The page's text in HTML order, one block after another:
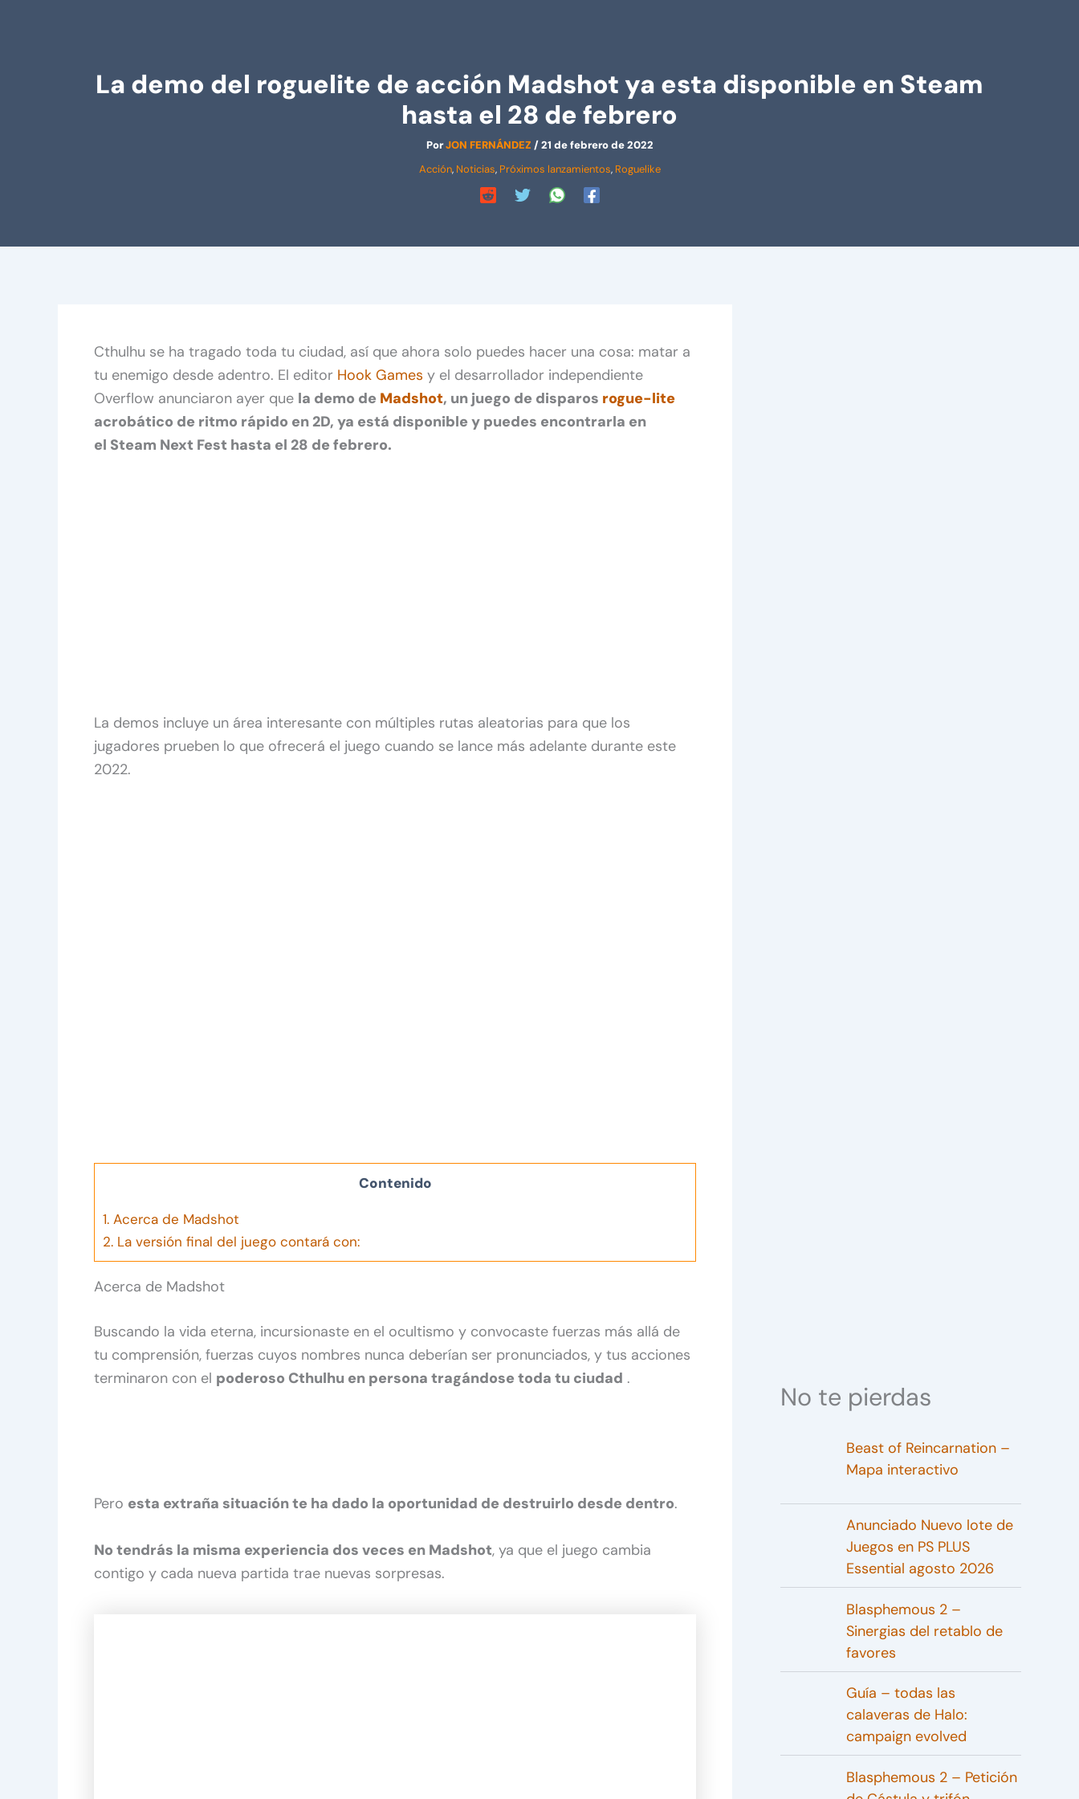
La demo del roguelite de acción Madshot ya esta disponible en Steam
hasta el 28 de febrero
PorJON FERNÁNDEZ /21 de febrero de 2022
Acción, Noticias, Próximos lanzamientos, Roguelike
Cthulhu se ha tragado toda tu ciudad, así que ahora solo puedes hacer una cosa: matar a
tu enemigo desde adentro. El editor Hook Games y el desarrollador independiente
Overflow anunciaron ayer que la demo de Madshot, un juego de disparos rogue-lite
acrobático de ritmo rápido en 2D, ya está disponible y puedes encontrarla en
el Steam Next Fest hasta el 28 de febrero.
La demos incluye un área interesante con múltiples rutas aleatorias para que los
jugadores prueben lo que ofrecerá el juego cuando se lance más adelante durante este
2022.
Contenido
1. Acerca de Madshot
2. La versión final del juego contará con:
Acerca de Madshot
Buscando la vida eterna, incursionaste en el ocultismo y convocaste fuerzas más allá de
tu comprensión, fuerzas cuyos nombres nunca deberían ser pronunciados, y tus acciones
terminaron con el poderoso Cthulhu en persona tragándose toda tu ciudad .
Pero esta extraña situación te ha dado la oportunidad de destruirlo desde dentro.
No tendrás la misma experiencia dos veces en Madshot, ya que el juego cambia
contigo y cada nueva partida trae nuevas sorpresas.
No te pierdas
Beast of Reincarnation –
Mapa interactivo
Anunciado Nuevo lote de
Juegos en PS PLUS
Essential agosto 2026
Blasphemous 2 –
Sinergias del retablo de
favores
Guía – todas las
calaveras de Halo:
campaign evolved
Blasphemous 2 – Petición